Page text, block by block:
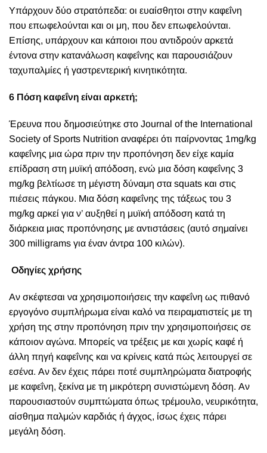
Υπάρχουν δύο στρατόπεδα: οι ευαίσθητοι στην καφεΐνη
που επωφελούνται και οι μη, που δεν επωφελούνται.
Επίσης, υπάρχουν και κάποιοι που αντιδρούν αρκετά
έντονα στην κατανάλωση καφεΐνης και παρουσιάζουν
ταχυπαλμίες ή γαστρεντερική κινητικότητα.
6 Πόση καφεΐνη είναι αρκετή;
Έρευνα που δημοσιεύτηκε στο Journal of the International
Society of Sports Nutrition αναφέρει ότι παίρνοντας 1mg/kg
καφεΐνης μια ώρα πριν την προπόνηση δεν είχε καμία
επίδραση στη μυϊκή απόδοση, ενώ μια δόση καφεΐνης 3
mg/kg βελτίωσε τη μέγιστη δύναμη στα squats και στις
πιέσεις πάγκου. Μια δόση καφεΐνης της τάξεως του 3
mg/kg αρκεί για ν’ αυξηθεί η μυϊκή απόδοση κατά τη
διάρκεια μιας προπόνησης με αντιστάσεις (αυτό σημαίνει
300 milligrams για έναν άντρα 100 κιλών).
Οδηγίες χρήσης
Αν σκέφτεσαι να χρησιμοποιήσεις την καφεΐνη ως πιθανό
εργογόνο συμπλήρωμα είναι καλό να πειραματιστείς με τη
χρήση της στην προπόνηση πριν την χρησιμοποιήσεις σε
κάποιον αγώνα. Μπορείς να τρέξεις με και χωρίς καφέ ή
άλλη πηγή καφεΐνης και να κρίνεις κατά πώς λειτουργεί σε
εσένα. Αν δεν έχεις πάρει ποτέ συμπληρώματα διατροφής
με καφεΐνη, ξεκίνα με τη μικρότερη συνιστώμενη δόση. Αν
παρουσιαστούν συμπτώματα όπως τρέμουλο, νευρικότητα,
αίσθημα παλμών καρδιάς ή άγχος, ίσως έχεις πάρει
μεγάλη δόση.